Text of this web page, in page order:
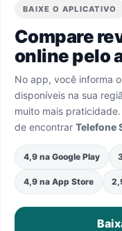
BAIXE O APLICATIVO
Compare
online pelo
No app, você informa
disponíveis na sua
muito mais
de encontrar Telefone
4,9 na Google Play
4,9 na App Store